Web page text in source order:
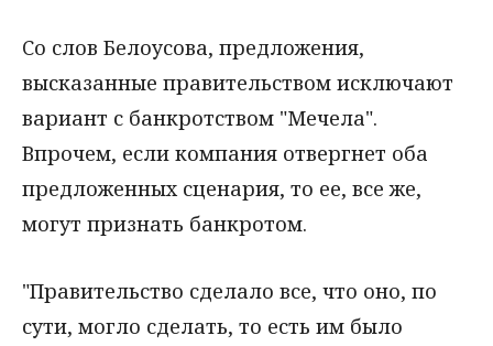
Cо слов Белоусова, предложения,
высказанные правительством исключают
вариант с банкротством "Мечела".
Впрочем, если компания отвергнет оба
предложенных сценария, то ее, все же,
могут признать банкротом.
"Правительство сделало все, что оно, по
сути, могло сделать, то есть им было